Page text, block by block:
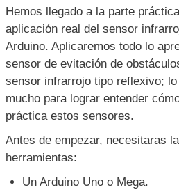
Hemos llegado a la parte
aplicación real del sensor
Arduino. Aplicaremos todo lo
sensor de evitación de
sensor infrarrojo tipo reflexivo;
mucho para lograr entender
práctica estos sensores.
Antes de empezar, necesitaras
herramientas:
Un Arduino Uno o Mega.